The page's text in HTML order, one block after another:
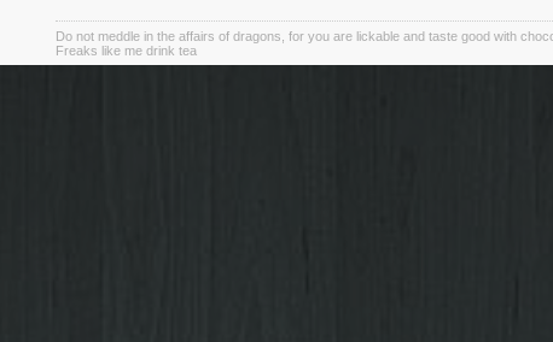
Do not meddle in the affairs of dragons, for you are lickable and taste good with
Freaks like me drink tea